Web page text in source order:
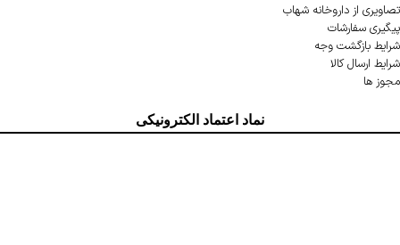
تصاویری از داروخانه شهاب
پیگیری سفارشات
شرایط بازگشت وجه
شرایط ارسال کالا
مجوز ها
نماد اعتماد الکترونیکی